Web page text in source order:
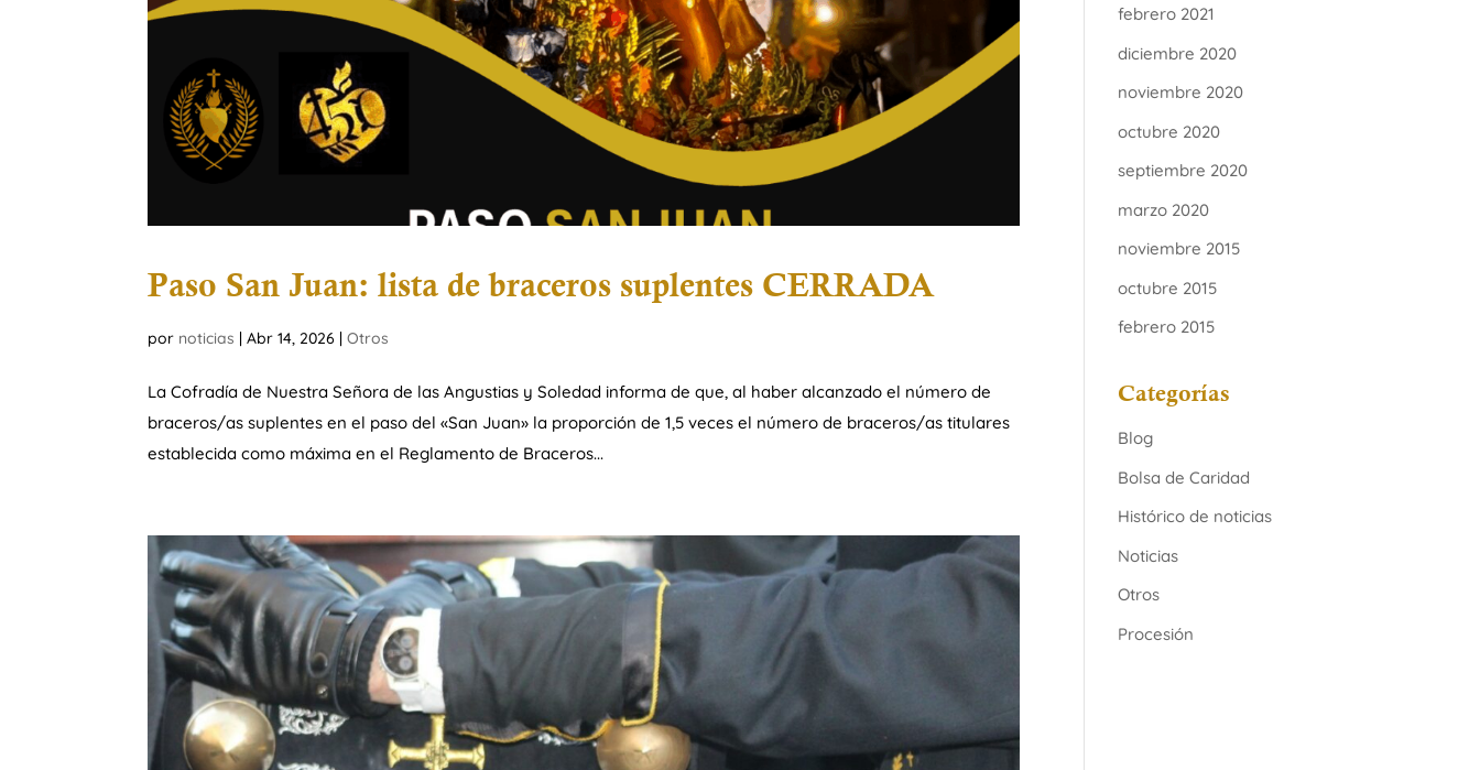
Paso San Juan: lista de braceros suplentes CERRADA
por noticias |Abr 14, 2026 |Otros
La Cofradía de Nuestra Señora de las Angustias y Soledad informa de que, al haber alcanzado el número de
braceros/as suplentes en el paso del «San Juan» la proporción de 1,5 veces el número de braceros/as titulares
establecida como máxima en el Reglamento de Braceros...
febrero 2021
diciembre 2020
noviembre 2020
octubre 2020
septiembre 2020
marzo 2020
noviembre 2015
octubre 2015
febrero 2015
Categorías
Blog
Bolsa de Caridad
Histórico de noticias
Noticias
Otros
Procesión